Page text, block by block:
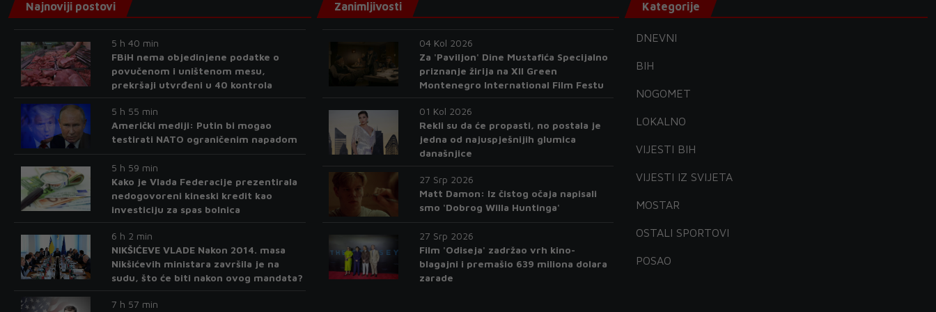
Najnoviji postovi
5 h 40 min
FBiH nema objedinjene podatke o
povučenom i uništenom mesu,
prekršaji utvrđeni u 40 kontrola
5 h 55 min
Američki mediji: Putin bi mogao
testirati NATO ograničenim napadom
5 h 59 min
Kako je Vlada Federacije prezentirala
nedogovoreni kineski kredit kao
investiciju za spas bolnica
6 h 2 min
NIKŠIĆEVE VLADE Nakon 2014. masa
Nikšićevih ministara završila je na
sudu, što će biti nakon ovog mandata?
7 h 57 min
Zanimljivosti
04 Kol 2026
Za 'Paviljon' Dine Mustafića Specijalno
priznanje žirija na XII Green
Montenegro International Film Festu
01 Kol 2026
Rekli su da će propasti, no postala je
jedna od najuspješnijih glumica
današnjice
27 Srp 2026
Matt Damon: Iz čistog očaja napisali
smo 'Dobrog Willa Huntinga'
27 Srp 2026
Film 'Odiseja' zadržao vrh kino-
blagajni i premašio 639 miliona dolara
zarade
Kategorije
DNEVNI
BIH
NOGOMET
LOKALNO
VIJESTI BIH
VIJESTI IZ SVIJETA
MOSTAR
OSTALI SPORTOVI
POSAO